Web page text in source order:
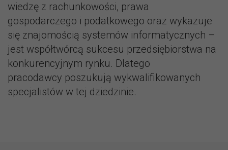
wiedzę z rachunkowości, prawa
gospodarczego i podatkowego oraz wykazuje
się znajomością systemów informatycznych –
jest współtwórcą sukcesu przedsiębiorstwa na
konkurencyjnym rynku. Dlatego
pracodawcy poszukują wykwalifikowanych
specjalistów w tej dziedzinie.